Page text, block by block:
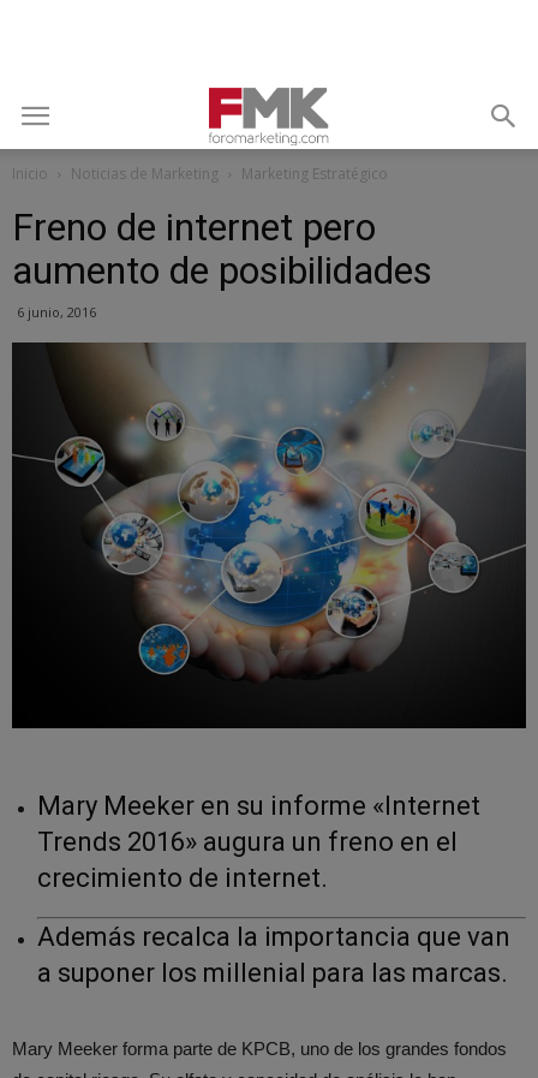
Inicio Noticias de Marketing Marketing Estratégico
Freno de internet pero
aumento de posibilidades
6 junio, 2016
Mary Meeker en su informe «Internet
Trends 2016» augura un freno en el
crecimiento de internet.
Además recalca la importancia que van
a suponer los millenial para las marcas.
Mary Meeker forma parte de KPCB, uno de los grandes fondos